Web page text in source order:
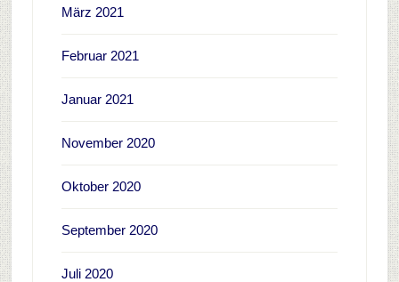
März 2021
Februar 2021
Januar 2021
November 2020
Oktober 2020
September 2020
Juli 2020